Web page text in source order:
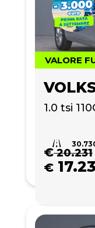
VALORE
1.0 tsi
€20.231
€